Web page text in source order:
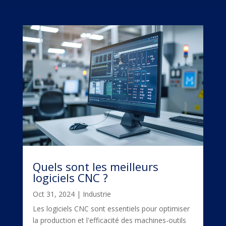
Quels sont les meilleurs
logiciels CNC ?
Oct 31, 2024| Industrie
Les logiciels CNC sont essentiels pour optimiser
la production et l'efficacité des machines-outils